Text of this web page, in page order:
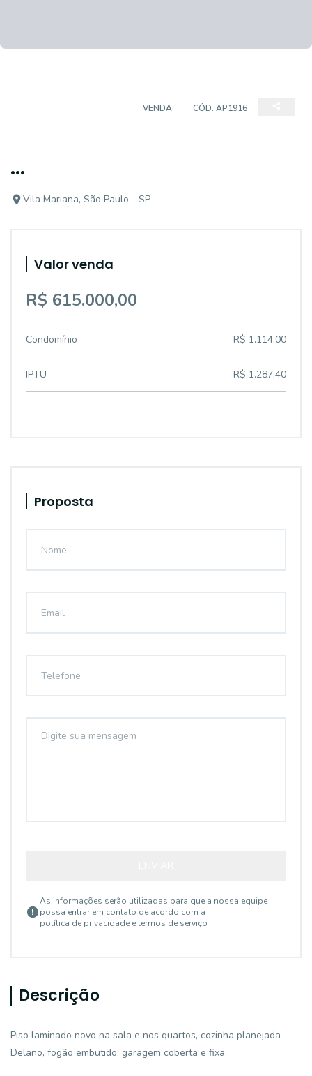
VENDA CÓD: AP1916
...
Vila Mariana, São Paulo - SP
Valor venda
R$ 615.000,00
Condomínio R$ 1.114,00
IPTU R$ 1.287,40
Proposta
As informações serão utilizadas para que a nossa equipe
possa entrar em contato de acordo com a
política de privacidade e termos de serviço
Descrição
Piso laminado novo na sala e nos quartos, cozinha planejada
Delano, fogão embutido, garagem coberta e fixa.